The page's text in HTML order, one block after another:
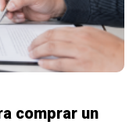
comprar un